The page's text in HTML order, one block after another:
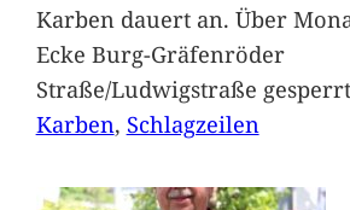
Karben dauert an. Über
Ecke Burg-Gräfenröder
Straße/Ludwigstraße
Karben, Schlagzeilen